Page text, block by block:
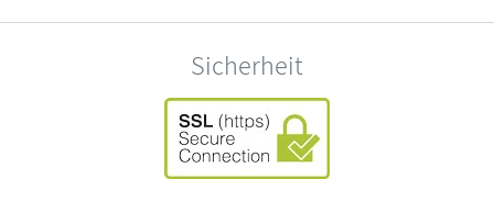
Sicherheit